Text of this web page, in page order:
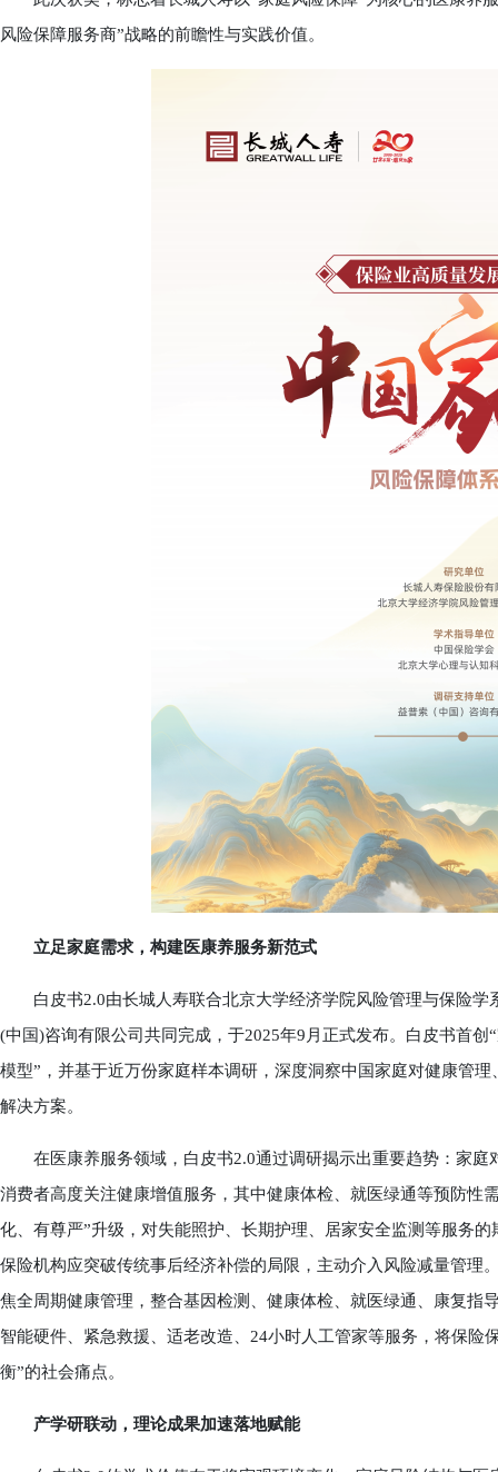
风险保障服务商”战略的前瞻性与实践价值。
立足家庭需求，构建医康养服务新范式
白皮书2.0由长城人寿联合北京大学经济学院风险管理与保险学
(中国)咨询有限公司共同完成，于2025年9月正式发布。白皮书首
模型”，并基于近万份家庭样本调研，深度洞察中国家庭对健康管
解决方案。
在医康养服务领域，白皮书2.0通过调研揭示出重要趋势：家庭
消费者高度关注健康增值服务，其中健康体检、就医绿通等预防性
化、有尊严”升级，对失能照护、长期护理、居家安全监测等服务
保险机构应突破传统事后经济补偿的局限，主动介入风险减量管
焦全周期健康管理，整合基因检测、健康体检、就医绿通、康复指
智能硬件、紧急救援、适老改造、24小时人工管家等服务，将保险
衡”的社会痛点。
产学研联动，理论成果加速落地赋能